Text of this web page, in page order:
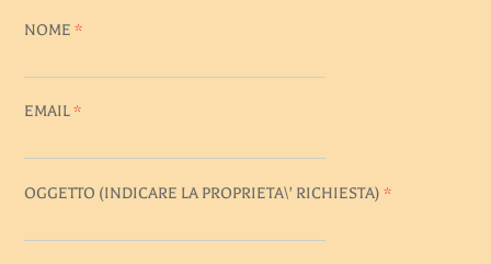
NOME*
EMAIL*
OGGETTO (INDICARE LA PROPRIETA\' RICHIESTA)*